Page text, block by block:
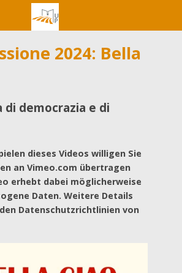
2024: Bella
di democrazia e di
dieses Videos willigen Sie
an Vimeo.com übertragen
erhebt dabei möglicherweise
Daten. Weitere Details
Datenschutzrichtlinien von